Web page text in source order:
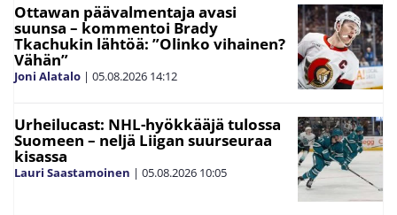
Ottawan päävalmentaja avasi
suunsa – kommentoi Brady
Tkachukin lähtöä: ”Olinko vihainen?
Vähän”
Joni Alatalo | 05.08.2026 14:12
Urheilucast: NHL-hyökkääjä tulossa
Suomeen – neljä Liigan suurseuraa
kisassa
Lauri Saastamoinen | 05.08.2026 10:05